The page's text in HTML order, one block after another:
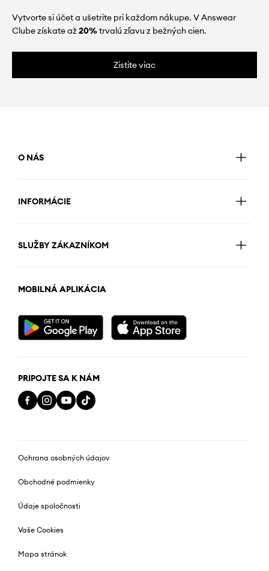
Vytvorte si účet a ušetrite pri každom nákupe. V Answear
Clube získate až20%trvalú zľavu z bežných cien.
Zistite viac
O NÁS
INFORMÁCIE
SLUŽBY ZÁKAZNÍKOM
MOBILNÁ APLIKÁCIA
PRIPOJTE SA K NÁM
Ochrana osobných údajov
Obchodné podmienky
Údaje spoločnosti
Vaše Cookies
Mapa stránok